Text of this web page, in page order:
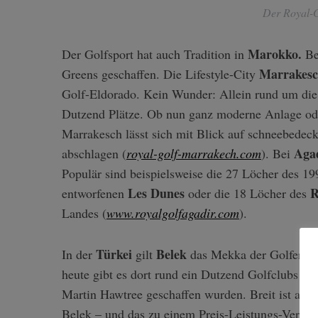
Der Royal-
Der Golfsport hat auch Tradition in Marokko.
Greens geschaffen. Die Lifestyle-City
Golf-Eldorado. Kein Wunder: Allein rund um
Dutzend Plätze. Ob nun ganz moderne Anlage
Marrakesch lässt sich mit Blick auf
abschlagen (royal-golf-marrakech.com). Bei
Populär sind beispielsweise die 27 Löcher des
entworfenen Les Dunes oder die 18 Löcher des
Landes (www.royalgolfagadir.com).
In der Türkei gilt Belek das Mekka der Golfer.
heute gibt es dort rund ein Dutzend Golfclubs
Martin Hawtree geschaffen wurden. Breit ist
Belek – und das zu einem Preis-Leistungs-
S
e
a
r
c
h
o
r
: